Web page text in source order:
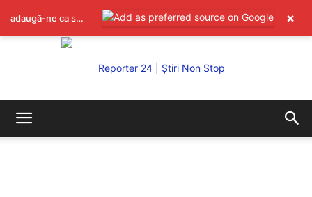
adaugă-ne ca sursă preferată pe Google ×